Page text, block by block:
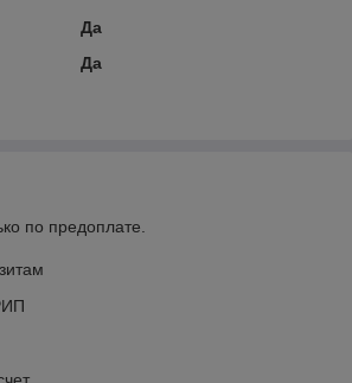
Да
Да
по предоплате.